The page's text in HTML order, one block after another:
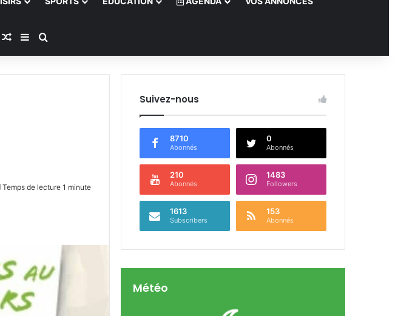
Article Aléatoire
Sidebar (barre latérale)
Rechercher
Temps de lecture 1 minute
Suivez-nous
8710
Abonnés
0
Abonnés
210
Abonnés
1483
Followers
1613
Subscribers
153
Abonnés
Météo